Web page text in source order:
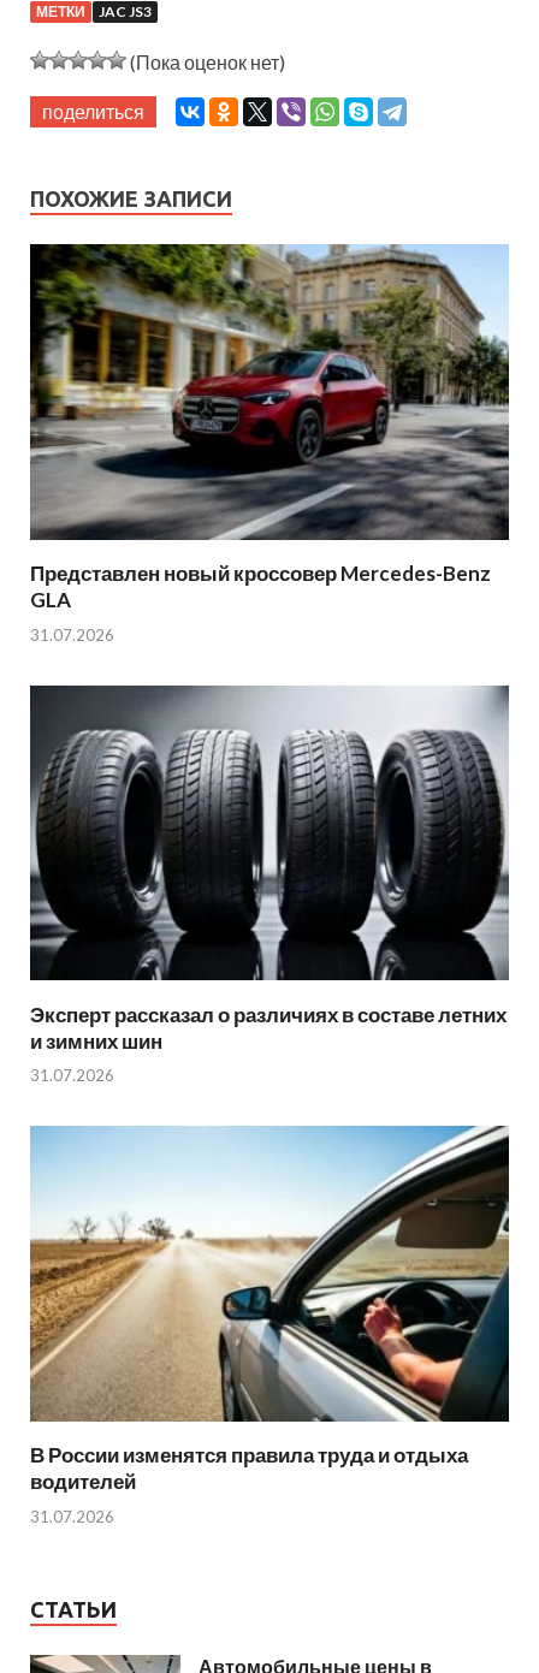
МЕТКИ JAC JS3
(Пока оценок нет)
поделиться
ПОХОЖИЕ ЗАПИСИ
Представлен новый кроссовер Mercedes-Benz
GLA
31.07.2026
Эксперт рассказал о различиях в составе летних
и зимних шин
31.07.2026
В России изменятся правила труда и отдыха
водителей
31.07.2026
СТАТЬИ
Автомобильные цены в